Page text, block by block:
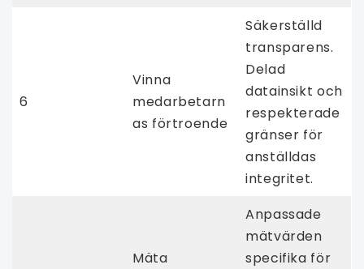
6
Vinna
medarbetarn
as förtroende
Säkerställd
transparens.
Delad
datainsikt och
respekterade
gränser för
anställdas
integritet.
Mäta
Anpassade
mätvärden
specifika för